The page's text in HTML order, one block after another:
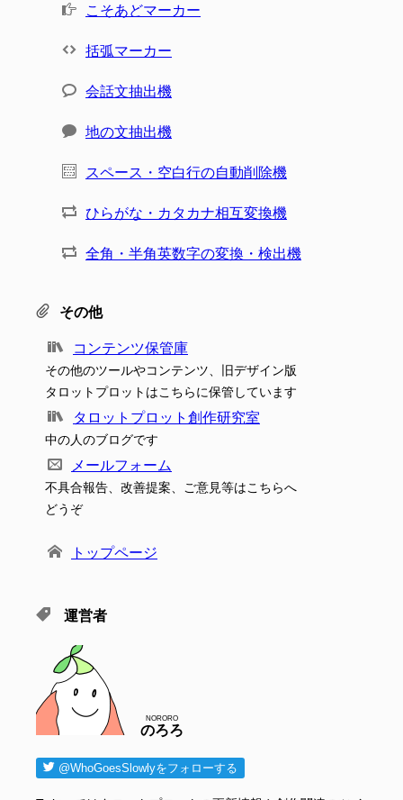
こそあどマーカー
括弧マーカー
会話文抽出機
地の文抽出機
スペース・空白行の自動削除機
ひらがな・カタカナ相互変換機
全角・半角英数字の変換・検出機
その他
コンテンツ保管庫
その他のツールやコンテンツ、旧デザイン版
タロットプロットはこちらに保管しています
タロットプロット創作研究室
中の人のブログです
メールフォーム
不具合報告、改善提案、ご意見等はこちらへ
どうぞ
トップページ
運営者
のろろ
NORORO
@WhoGoesSlowlyをフォローする